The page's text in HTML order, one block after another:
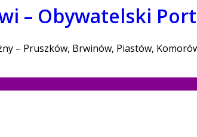
– Obywatelski
– Pruszków, Brwinów, Piastów,